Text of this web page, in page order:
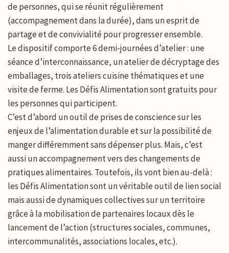
de personnes, qui se réunit régulièrement
(accompagnement dans la durée), dans un esprit de
partage et de convivialité pour progresser ensemble.
Le dispositif comporte 6 demi-journées d’atelier : une
séance d’interconnaissance, un atelier de décryptage des
emballages, trois ateliers cuisine thématiques et une
visite de ferme. Les Défis Alimentation sont gratuits pour
les personnes qui participent.
C’est d’abord un outil de prises de conscience sur les
enjeux de l’alimentation durable et sur la possibilité de
manger différemment sans dépenser plus. Mais, c’est
aussi un accompagnement vers des changements de
pratiques alimentaires. Toutefois, ils vont bien au-delà :
les Défis Alimentation sont un véritable outil de lien social
mais aussi de dynamiques collectives sur un territoire
grâce à la mobilisation de partenaires locaux dès le
lancement de l’action (structures sociales, communes,
intercommunalités, associations locales, etc.).